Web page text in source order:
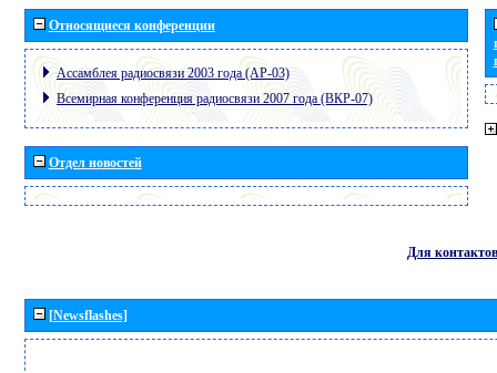
Относящиеся конференции
Ассамблея радиосвязи 2003 года (АР-03)
Всемирная конференция радиосвязи 2007 года (ВКР-07)
Отдел новостей
Для контактов
[Newsflashes]